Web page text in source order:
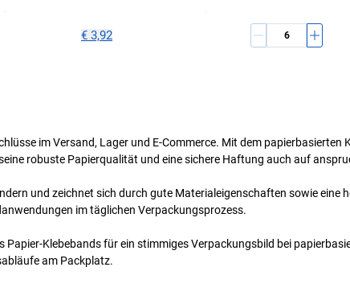
€ 3,92
im Versand, Lager und E-Commerce. Mit dem
robuste Papierqualität und eine sichere Haftung auch auf
und zeichnet sich durch gute Materialeigenschaften sowie eine
im täglichen Verpackungsprozess.
Klebebands für ein stimmiges Verpackungsbild bei
am Packplatz.